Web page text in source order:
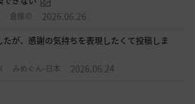
倉庫の 2026.06.26
たが、感謝の気持ちを表現したくて投稿しま
みめぐん-日本 2026.06.24